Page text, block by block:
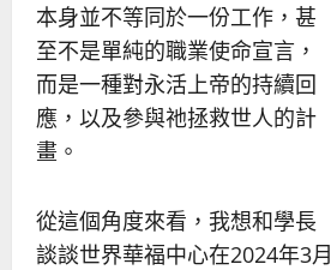
本身並不等同於一份工作，甚
至不是單純的職業使命宣言，
而是一種對永活上帝的持續回
應，以及參與祂拯救世人的計
畫。
從這個角度來看，我想和學長
談談世界華福中心在2024年3月